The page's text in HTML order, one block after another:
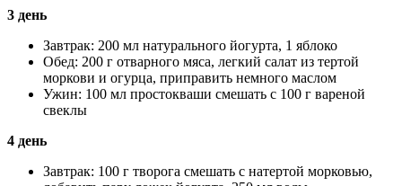
3 день
Завтрак: 200 мл натурального йогурта, 1 яблоко
Обед: 200 г отварного мяса, легкий салат из тертой
моркови и огурца, приправить немного маслом
Ужин: 100 мл простокваши смешать с 100 г вареной
свеклы
4 день
Завтрак: 100 г творога смешать с натертой морковью,